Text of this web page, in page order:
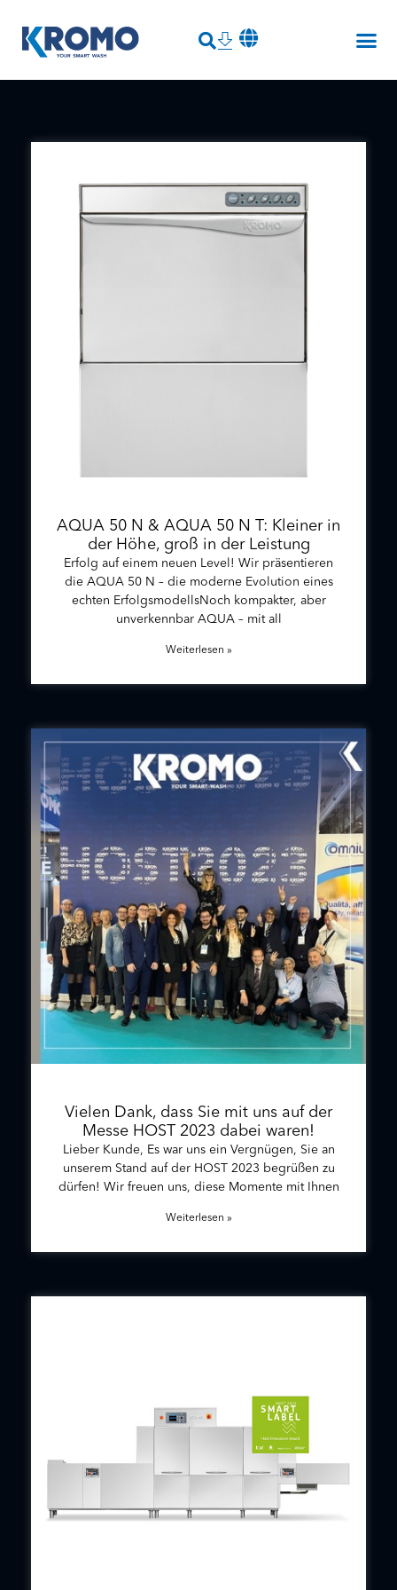
AQUA 50 N & AQUA 50 N T: Kleiner in
der Höhe, groß in der Leistung
Erfolg auf einem neuen Level! Wir präsentieren
die AQUA 50 N – die moderne Evolution eines
echten ErfolgsmodellsNoch kompakter, aber
unverkennbar AQUA – mit all
Weiterlesen »
Vielen Dank, dass Sie mit uns auf der
Messe HOST 2023 dabei waren!
Lieber Kunde, Es war uns ein Vergnügen, Sie an
unserem Stand auf der HOST 2023 begrüßen zu
dürfen! Wir freuen uns, diese Momente mit Ihnen
Weiterlesen »